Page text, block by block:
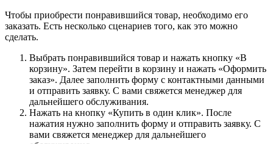
Чтобы приобрести понравившийся товар, необходимо его
заказать. Есть несколько сценариев того, как это можно
сделать.
Выбрать понравившийся товар и нажать кнопку «В
корзину». Затем перейти в корзину и нажать «Оформить
заказ». Далее заполнить форму с контактными данными
и отправить заявку. С вами свяжется менеджер для
дальнейшего обслуживания.
Нажать на кнопку «Купить в один клик». После
нажатия нужно заполнить форму и отправить заявку. С
вами свяжется менеджер для дальнейшего